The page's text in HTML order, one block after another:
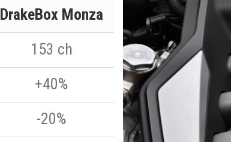
DrakeBox Monza
153 ch
+40%
-20%